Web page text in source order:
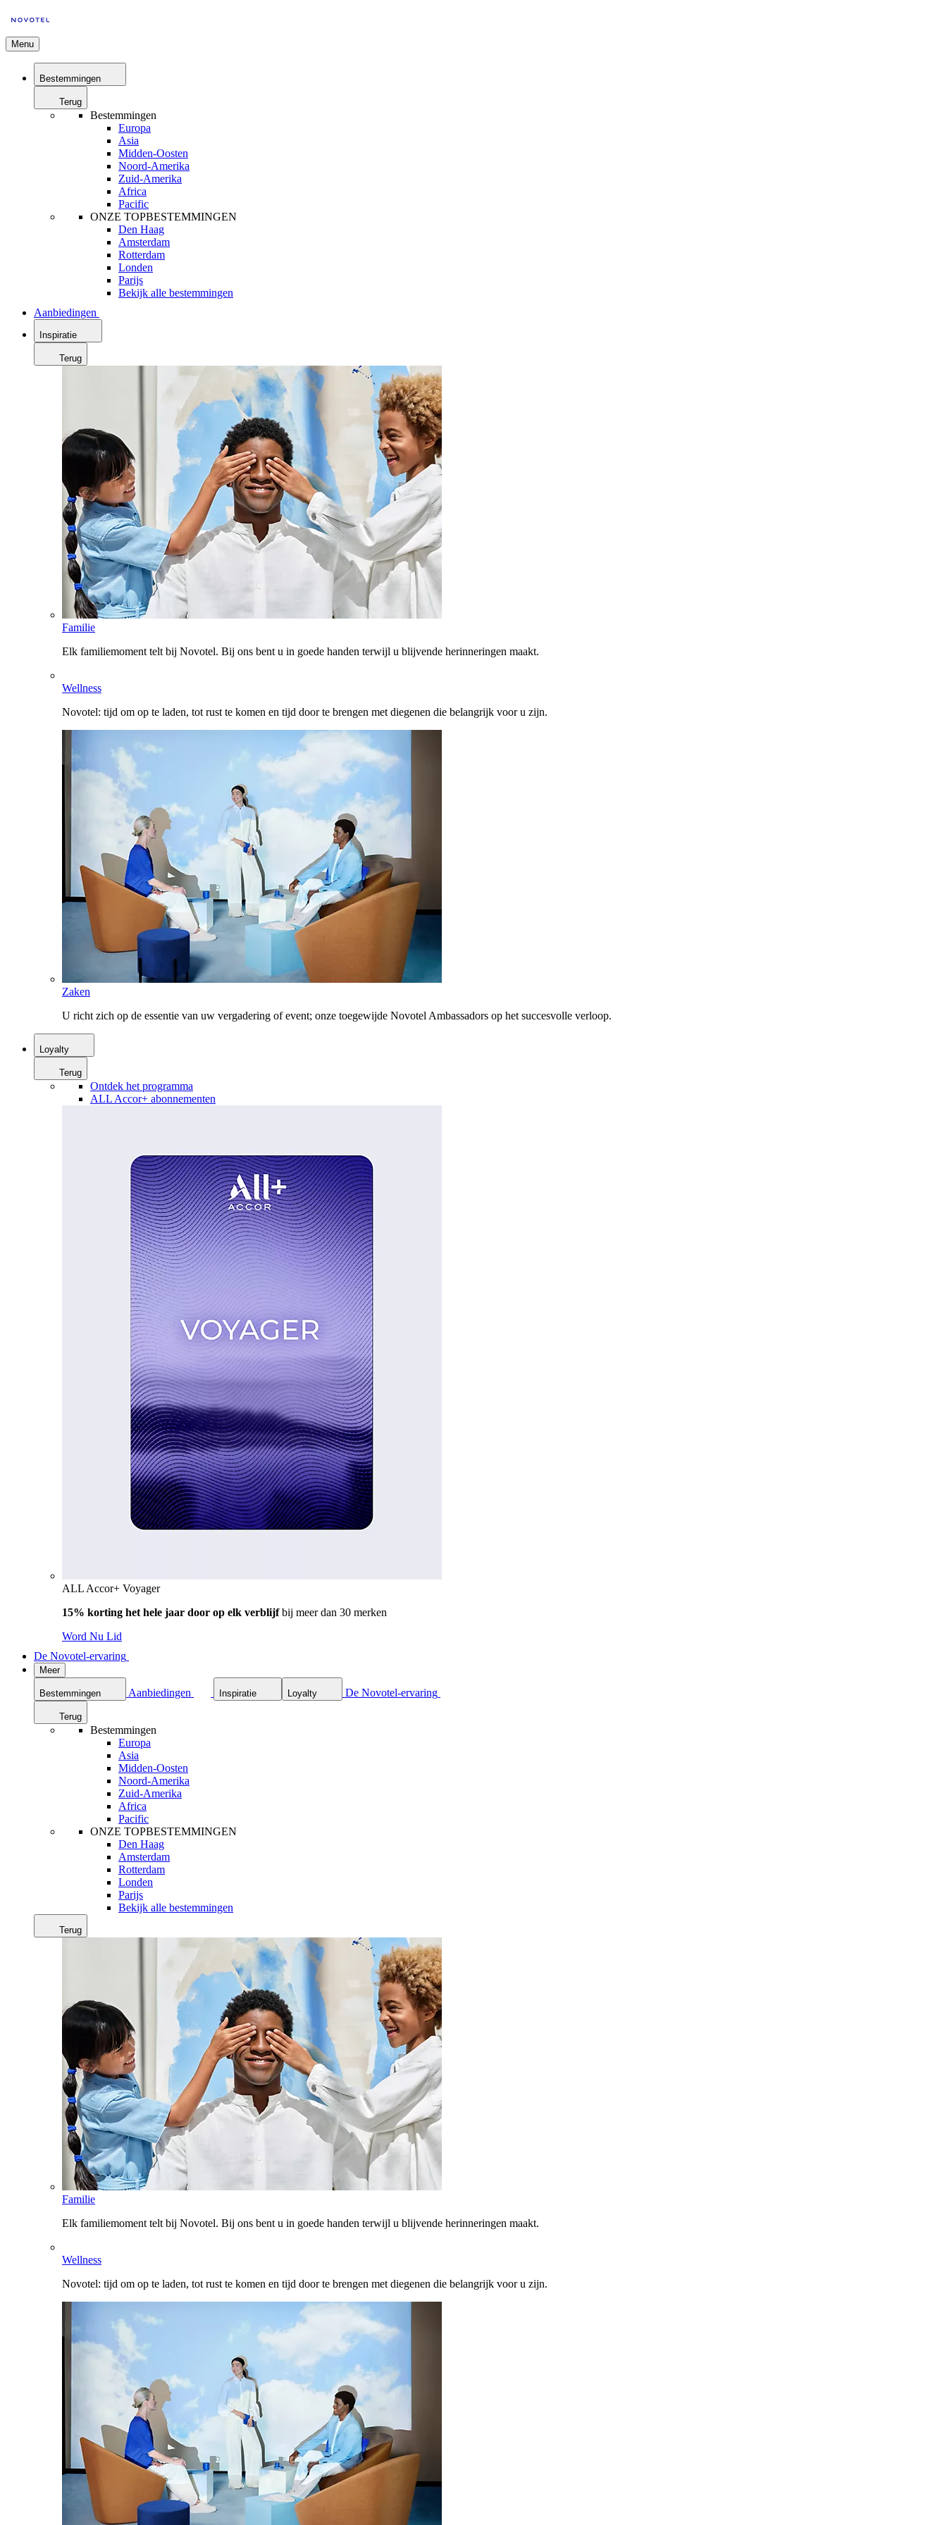
Menu
Bestemmingen
Terug
Bestemmingen
Europa
Asia
Midden-Oosten
Noord-Amerika
Zuid-Amerika
Africa
Pacific
ONZE TOPBESTEMMINGEN
Den Haag
Amsterdam
Rotterdam
Londen
Parijs
Bekijk alle bestemmingen
Aanbiedingen
Inspiratie
Terug
Familie
Elk familiemoment telt bij Novotel. Bij ons bent u in goede handen terwijl u blijvende herinneringen maakt.
Wellness
Novotel: tijd om op te laden, tot rust te komen en tijd door te brengen met diegenen die belangrijk voor u zijn.
Zaken
U richt zich op de essentie van uw vergadering of event; onze toegewijde Novotel Ambassadors op het succesvolle verloop.
Loyalty
Terug
Ontdek het programma
ALL Accor+ abonnementen
ALL Accor+ Voyager
15% korting het hele jaar door op elk verblijfbij meer dan 30 merken
Word Nu Lid
De Novotel-ervaring
Meer
Bestemmingen Aanbiedingen Inspiratie Loyalty De Novotel-ervaring
Terug
Bestemmingen
Europa
Asia
Midden-Oosten
Noord-Amerika
Zuid-Amerika
Africa
Pacific
ONZE TOPBESTEMMINGEN
Den Haag
Amsterdam
Rotterdam
Londen
Parijs
Bekijk alle bestemmingen
Terug
Familie
Elk familiemoment telt bij Novotel. Bij ons bent u in goede handen terwijl u blijvende herinneringen maakt.
Wellness
Novotel: tijd om op te laden, tot rust te komen en tijd door te brengen met diegenen die belangrijk voor u zijn.